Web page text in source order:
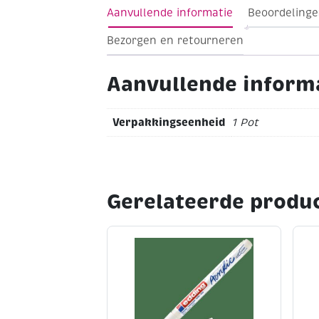
Glazen potje met draaidopInhoud 50
Aanvullende informatie
Bezorgen en retourneren
Aanvullende
Verpakkingseenheid 1 Pot
Gerelateerde